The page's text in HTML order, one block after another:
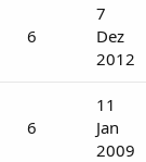
6
7
Dez
2012
6
11
Jan
2009